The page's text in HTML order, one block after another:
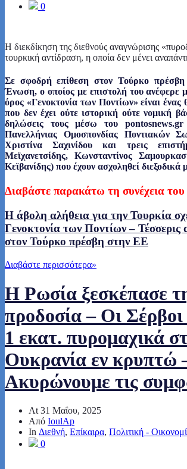
0
Η διεκδίκηση της διεθνούς αναγνώρισης
τουρκική αντίδραση, η οποία δεν μένει
Σε σφοδρή επίθεση στον Τούρκο
Ένωση, ο οποίος με επιστολή του ανέφερε
όρος «Γενοκτονία των Ποντίων» είναι ένας
που δεν έχει ούτε ιστορική ούτε νομική
δηλώσεις τους μέσω του
Πανελλήνιας Ομοσπονδίας Ποντιακών
Χριστίνα Σαχινίδου και τρεις
Μεϊχανετσίδης, Κωνσταντίνος
Κεϊβανίδης) που έχουν ασχοληθεί διεξοδικά
Διαβάστε παρακάτω τη συνέχεια
Η άβολη αλήθεια για την Τουρκία
Γενοκτονία των Ποντίων – Τέσσερις
στον Τούρκο πρέσβη στην ΕΕ
Διαβάστε περισσότερα»
Η Ρωσία ξεσκέπασε
προδοσία – Οι Σέρβοι
1 εκατ. πυρομαχικά
Ουκρανία εν κρυπτώ
Ακυρώνουμε τις
At 31 Μαΐου, 2025
Από IoulAp
In Διεθνή, Επίκαιρα, Πολιτική -
0